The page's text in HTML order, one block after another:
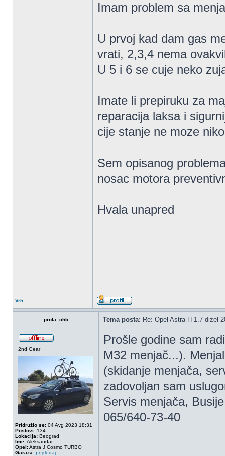
Imam problem sa
U prvoj kad dam gas
vrati, 2,3,4 nema
U 5 i 6 se cuje neko
Imate li prepiruku za
reparacija laksa i
cije stanje ne moze
Sem opisanog
nosac motora
Hvala unapred
Vrh
profa_chb Tema posta: Re: Opel Astra H 1.7 dizel
2nd Gear
Pridružio se: 04 Avg 2023 18:31
Postovi: 134
Lokacija: Beograd
Ime:Aleksandar
Opel:Astra J Cosmo TURBO
Garaza: pogledaj
Prošle godine sam
M32 menjač...).
(skidanje menjača,
zadovoljan sam
Servis menjača, Busije
065/640-73-40